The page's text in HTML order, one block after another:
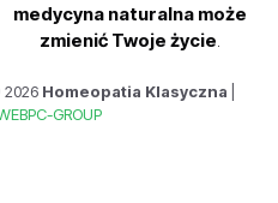
medycyna naturalna może
zmienić Twoje życie
Homeopatia Klasyczna
GROUP